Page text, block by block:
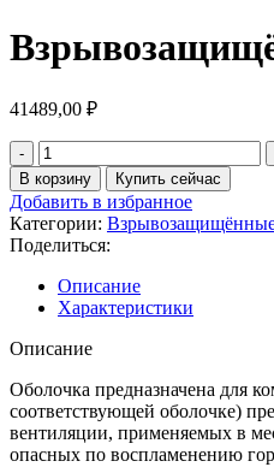
41489,00 ₽
В корзину Купить сейчас
Добавить в избранное
Категории:
Поделиться:
Описание
Характеристики
Описание
Оболочка предназначена для
соответствующей оболочке)
вентиляции, применяемых в
опасных по воспламенению